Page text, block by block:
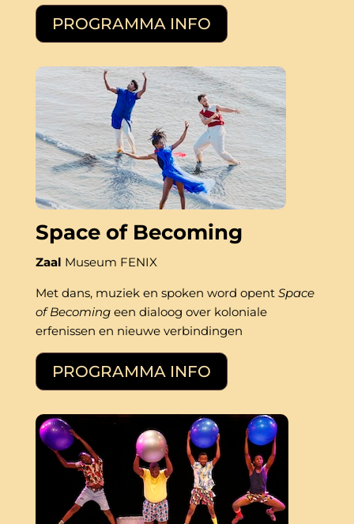
PROGRAMMA INFO
Space of Becoming
Zaal Museum FENIX
Met dans, muziek en spoken word opent Space
of Becoming een dialoog over koloniale
erfenissen en nieuwe verbindingen
PROGRAMMA INFO